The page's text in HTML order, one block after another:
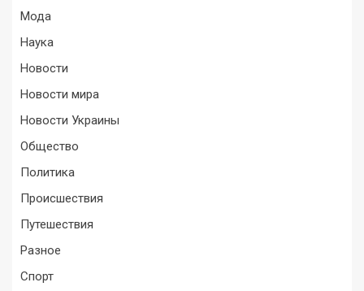
Мода
Наука
Новости
Новости мира
Новости Украины
Общество
Политика
Происшествия
Путешествия
Разное
Спорт